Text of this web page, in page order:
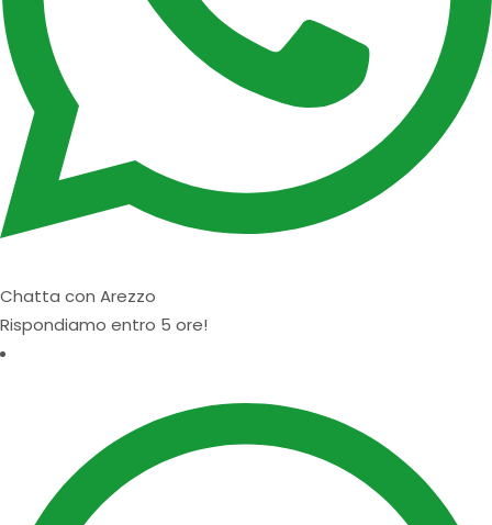
Chatta con Arezzo
Rispondiamo entro 5 ore!